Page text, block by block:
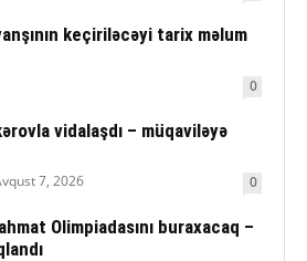
keçiriləcəyi tarix məlum
0
vidalaşdı – müqaviləyə
7, 2026 0
Olimpiadasını buraxacaq –